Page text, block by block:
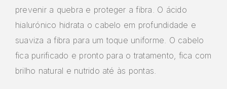
prevenir a quebra e proteger a fibra. O ácido
hialurónico hidrata o cabelo em profundidade e
suaviza a fibra para um toque uniforme. O cabelo
fica purificado e pronto para o tratamento, fica com
brilho natural e nutrido até às pontas.